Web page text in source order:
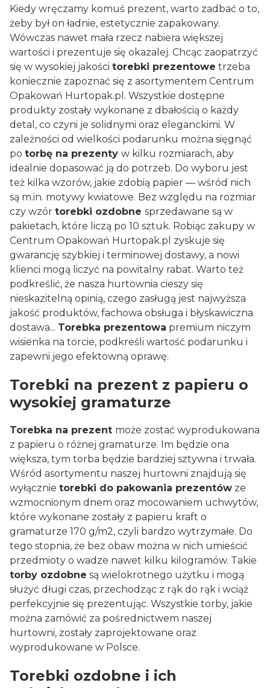
Kiedy wręczamy komuś prezent, warto zadbać o to,
żeby był on ładnie, estetycznie zapakowany.
Wówczas nawet mała rzecz nabiera większej
wartości i prezentuje się okazalej. Chcąc zaopatrzyć
się w wysokiej jakości torebki prezentowe trzeba
koniecznie zapoznać się z asortymentem Centrum
Opakowań Hurtopak.pl . Wszystkie dostępne
produkty zostały wykonane z dbałością o każdy
detal, co czyni je solidnymi oraz eleganckimi. W
zależności od wielkości podarunku można sięgnąć
po torbę na prezenty w kilku rozmiarach, aby
idealnie dopasować ją do potrzeb. Do wyboru jest
też kilka wzorów, jakie zdobią papier — wśród nich
są m.in. motywy kwiatowe. Bez względu na rozmiar
czy wzór torebki ozdobne sprzedawane są w
pakietach, które liczą po 10 sztuk. Robiąc zakupy w
Centrum Opakowań Hurtopak.pl zyskuje się
gwarancję szybkiej i terminowej dostawy, a nowi
klienci mogą liczyć na powitalny rabat. Warto też
podkreślić, że nasza hurtownia cieszy się
nieskazitelną opinią, czego zasługą jest najwyższa
jakość produktów, fachowa obsługa i błyskawiczna
dostawa... Torebka prezentowa premium niczym
wisienka na torcie, podkreśli wartość podarunku i
zapewni jego efektowną oprawę.
Torebki na prezent z papieru o
wysokiej gramaturze
Torebka na prezent może zostać wyprodukowana
z papieru o różnej gramaturze. Im będzie ona
większa, tym torba będzie bardziej sztywna i trwała.
Wśród asortymentu naszej hurtowni znajdują się
wyłącznie torebki do pakowania prezentów ze
wzmocnionym dnem oraz mocowaniem uchwytów,
które wykonane zostały z papieru kraft o
gramaturze 170 g/m2, czyli bardzo wytrzymałe. Do
tego stopnia, że bez obaw można w nich umieścić
przedmioty o wadze nawet kilku kilogramów. Takie
torby ozdobne są wielokrotnego użytku i mogą
służyć długi czas, przechodząc z rąk do rąk i wciąż
perfekcyjnie się prezentując. Wszystkie torby, jakie
można zamówić za pośrednictwem naszej
hurtowni, zostały zaprojektowane oraz
wyprodukowane w Polsce.
Torebki ozdobne i ich